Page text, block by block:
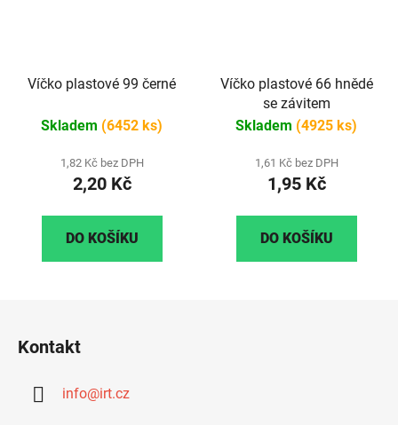
Víčko plastové 99 černé
Skladem (6452 ks)
1,82 Kč bez DPH
2,20 Kč
DO KOŠÍKU
Víčko plastové 66 hnědé
se závitem
Skladem (4925 ks)
1,61 Kč bez DPH
1,95 Kč
DO KOŠÍKU
Kontakt
info@irt.cz